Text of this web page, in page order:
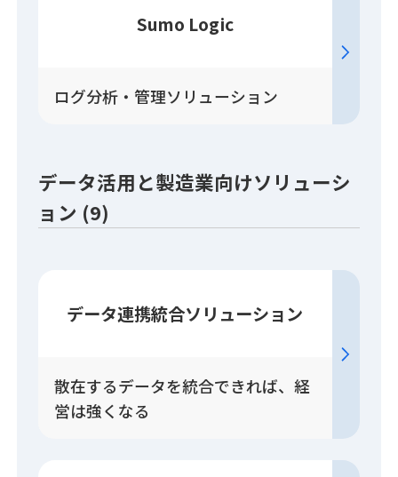
Sumo Logic
ログ分析・管理ソリューション
データ活用と製造業向けソリューシ
ョン (9)
データ連携統合ソリューション
散在するデータを統合できれば、経
営は強くなる